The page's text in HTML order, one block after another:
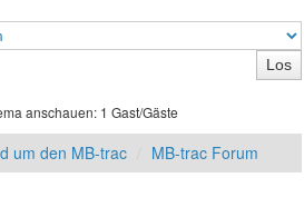
anschauen: 1 Gast/Gäste
um den MB-trac MB-trac Forum